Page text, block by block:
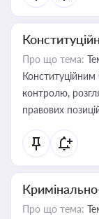
Про що тема:
Конституційним
контролю,
правових
Про що тема: